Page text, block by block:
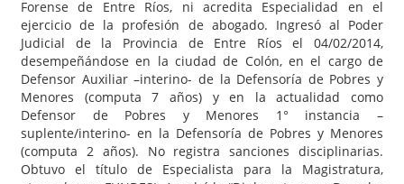
Forense de Entre Ríos, ni acredita Especialidad en el
ejercicio de la profesión de abogado. Ingresó al Poder
Judicial de la Provincia de Entre Ríos el 04/02/2014,
desempeñándose en la ciudad de Colón, en el cargo de
Defensor Auxiliar –interino- de la Defensoría de Pobres y
Menores (computa 7 años) y en la actualidad como
Defensor de Pobres y Menores 1° instancia –
suplente/interino- en la Defensoría de Pobres y Menores
(computa 2 años). No registra sanciones disciplinarias.
Obtuvo el título de Especialista para la Magistratura,